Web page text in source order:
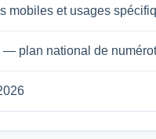
mobiles et usages
— plan national de